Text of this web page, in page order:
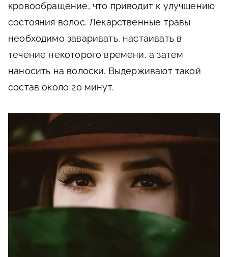
кровообращение, что приводит к улучшению
состояния волос. Лекарственные травы
необходимо заваривать, настаивать в
течение некоторого времени, а затем
наносить на волоски. Выдерживают такой
состав около 20 минут.